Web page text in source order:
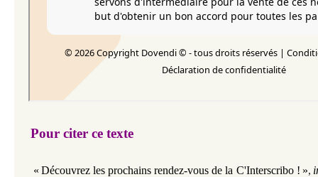
Pour citer ce texte
« Découvrez les prochains rendez-vous de la C'Interscribo ! »,